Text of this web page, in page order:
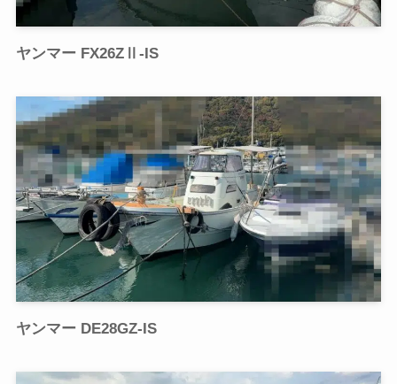
ヤンマー FX26ZⅡ-IS
ヤンマー DE28GZ-IS